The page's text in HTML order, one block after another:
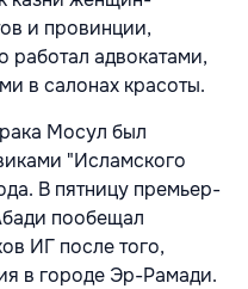
и провинции,
работал адвокатами,
в салонах красоты.
Мосул был
"Исламского
В пятницу премьер-
пообещал
ИГ после того,
в городе Эр-Рамади.